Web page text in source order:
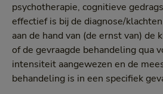
psychotherapie, cognitieve
effectief is bij de diagnose/
aan de hand van (de ernst van) de
of de gevraagde behandeling qua
intensiteit aangewezen en de
behandeling is in een specifiek